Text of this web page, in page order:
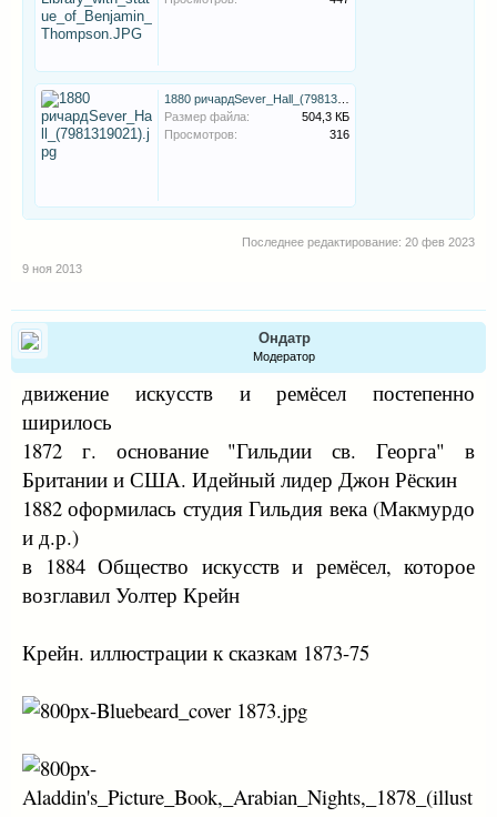
Размер файла:
504,3 КБ
Просмотров:
316
Последнее редактирование: 20 фев 2023
9 ноя 2013
Ондатр
Модератор
движение искусств и ремёсел постепенно
ширилось
1872 г. основание "Гильдии св. Георга" в
Британии и США. Идейный лидер Джон Рёскин
1882 оформилась студия Гильдия века (Макмурдо
и д.р.)
в 1884 Общество искусств и ремёсел, которое
возглавил Уолтер Крейн
Крейн. иллюстрации к сказкам 1873-75